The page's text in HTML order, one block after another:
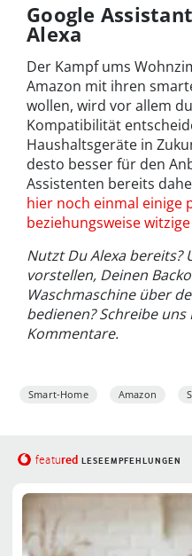
Google
Alexa
Der Kampf ums
Amazon mit ihren
wollen, wird vor allem
Kompatibilität
Haushaltsgeräte in
desto besser für den
Assistenten bereits
hier noch einmal einige
beziehungsweise
Nutzt Du Alexa bereits?
vorstellen, Deinen
Waschmaschine über
bedienen? Schreibe
Kommentare.
Smart-Home Amazon
featured LESEEMPFEHLUNGEN